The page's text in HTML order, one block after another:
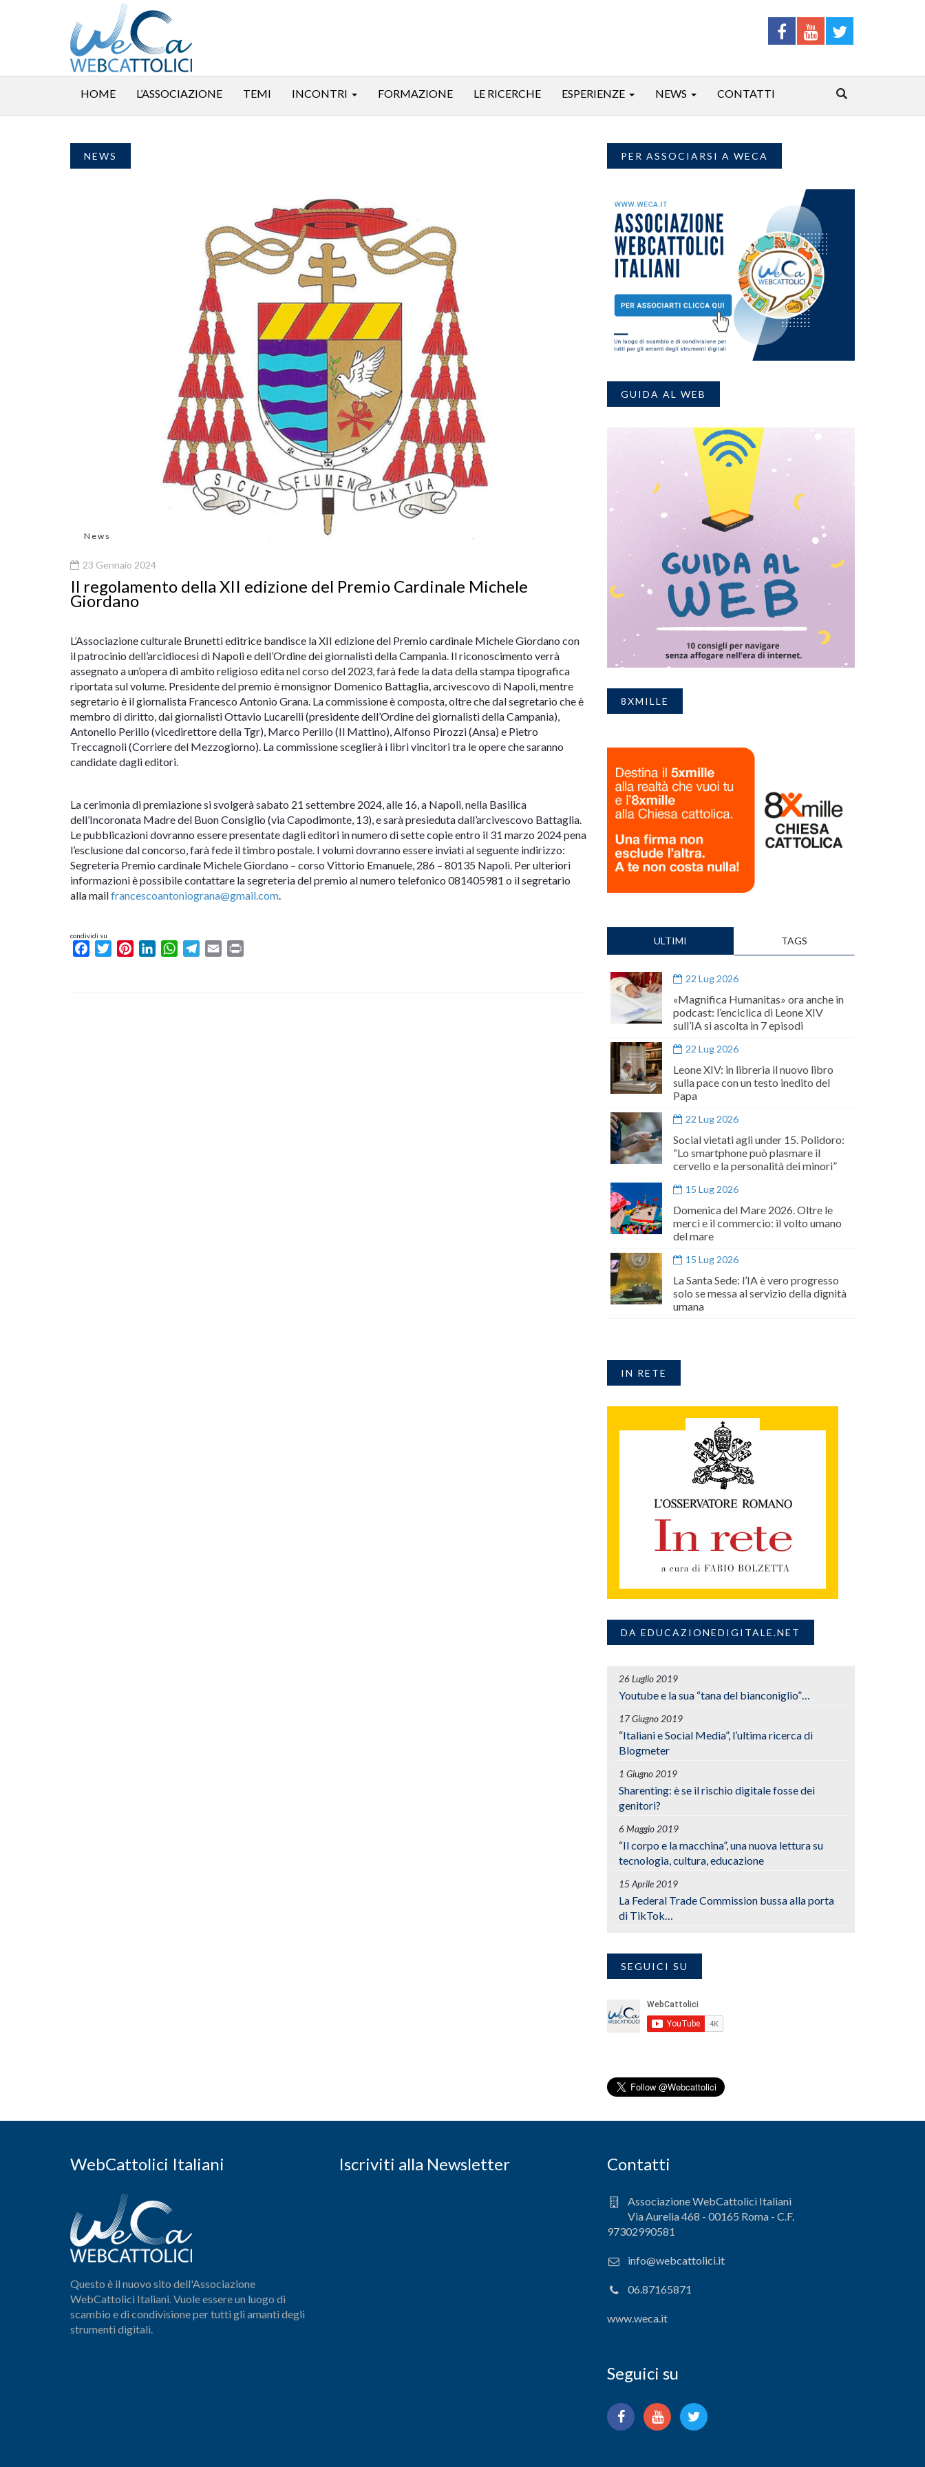
HOME L’ASSOCIAZIONE TEMI INCONTRI FORMAZIONE LE RICERCHE ESPERIENZE NEWS CONTATTI
NEWS
News
23 Gennaio 2024
Il regolamento della XII edizione del Premio Cardinale Michele
Giordano
L’Associazione culturale Brunetti editrice bandisce la XII edizione del Premio cardinale Michele Giordano con
il patrocinio dell’arcidiocesi di Napoli e dell’Ordine dei giornalisti della Campania. Il riconoscimento verrà
assegnato a un’opera di ambito religioso edita nel corso del 2023, farà fede la data della stampa tipografica
riportata sul volume. Presidente del premio è monsignor Domenico Battaglia, arcivescovo di Napoli, mentre
segretario è il giornalista Francesco Antonio Grana. La commissione è composta, oltre che dal segretario che è
membro di diritto, dai giornalisti Ottavio Lucarelli (presidente dell’Ordine dei giornalisti della Campania),
Antonello Perillo (vicedirettore della Tgr), Marco Perillo (Il Mattino), Alfonso Pirozzi (Ansa) e Pietro
Treccagnoli (Corriere del Mezzogiorno). La commissione sceglierà i libri vincitori tra le opere che saranno
candidate dagli editori.
La cerimonia di premiazione si svolgerà sabato 21 settembre 2024, alle 16, a Napoli, nella Basilica
dell’Incoronata Madre del Buon Consiglio (via Capodimonte, 13), e sarà presieduta dall’arcivescovo Battaglia.
Le pubblicazioni dovranno essere presentate dagli editori in numero di sette copie entro il 31 marzo 2024 pena
l’esclusione dal concorso, farà fede il timbro postale. I volumi dovranno essere inviati al seguente indirizzo:
Segreteria Premio cardinale Michele Giordano – corso Vittorio Emanuele, 286 – 80135 Napoli. Per ulteriori
informazioni è possibile contattare la segreteria del premio al numero telefonico 081405981 o il segretario
alla mailfrancescoantoniograna@gmail.com
condividi su
FacebookTwitterPinterestLinkedInWhatsAppTelegram
Email
PER ASSOCIARSI A WECA
GUIDA AL WEB
8XMILLE
ULTIMI TAGS
22 Lug 2026
«Magnifica Humanitas» ora anche in
podcast: l’enciclica di Leone XIV
sull’IA si ascolta in 7 episodi
22 Lug 2026
Leone XIV: in libreria il nuovo libro
sulla pace con un testo inedito del
Papa
22 Lug 2026
Social vietati agli under 15. Polidoro:
“Lo smartphone può plasmare il
cervello e la personalità dei minori”
15 Lug 2026
Domenica del Mare 2026. Oltre le
merci e il commercio: il volto umano
del mare
15 Lug 2026
La Santa Sede: l’IA è vero progresso
solo se messa al servizio della dignità
umana
IN RETE
DA EDUCAZIONEDIGITALE.NET
26 Luglio 2019
Youtube e la sua “tana del bianconiglio”…
17 Giugno 2019
“Italiani e Social Media”, l’ultima ricerca di
Blogmeter
1 Giugno 2019
Sharenting: è se il rischio digitale fosse dei
genitori?
6 Maggio 2019
“Il corpo e la macchina”, una nuova lettura su
tecnologia, cultura, educazione
15 Aprile 2019
La Federal Trade Commission bussa alla porta
di TikTok…
SEGUICI SU
WebCattolici Italiani
Questo è il nuovo sito dell'Associazione
WebCattolici Italiani. Vuole essere un luogo di
scambio e di condivisione per tutti gli amanti degli
strumenti digitali.
Iscriviti alla Newsletter Contatti
Associazione WebCattolici Italiani
Via Aurelia 468 - 00165 Roma - C.F.
97302990581
info@webcattolici.it
06.87165871
www.weca.it
Seguici su